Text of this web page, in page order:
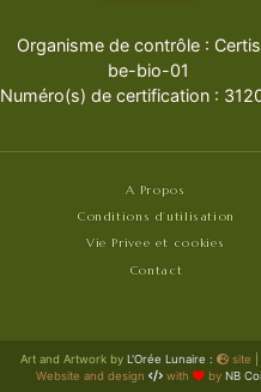
Organisme de contrôle :
be-bio-01
Numéro(s) de certification :
A Propos
Conditions d’utilisation
Vie Privee et cookies
Contact
Art and Artwork by L'Orée Lunaire : site
Website and design
with by NB